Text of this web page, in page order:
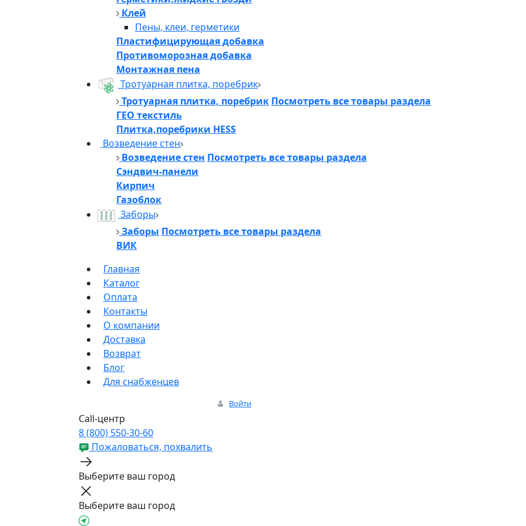
Клей
Пены, клеи, герметики
Пластифицирующая добавка
Противоморозная добавка
Монтажная пена
Тротуарная плитка, поребрик
Тротуарная плитка, поребрик Посмотреть все товары раздела
ГЕО текстиль
Плитка,поребрики HESS
Возведение стен
Возведение стен Посмотреть все товары раздела
Сэндвич-панели
Кирпич
Газоблок
Заборы
Заборы Посмотреть все товары раздела
ВИК
Главная
Каталог
Оплата
Контакты
О компании
Доставка
Возврат
Блог
Для снабженцев
Войти
Call-центр
8 (800) 550-30-60
Пожаловаться, похвалить
Выберите ваш город
Выберите ваш город